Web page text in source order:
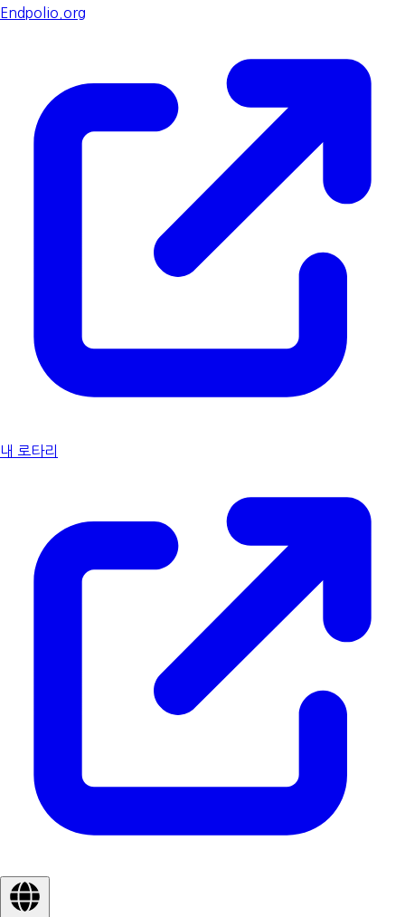
Endpolio.org
내 로타리